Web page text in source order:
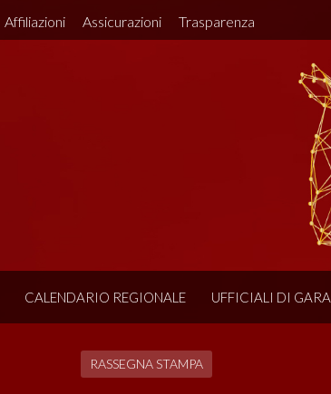
Affiliazioni Assicurazioni Trasparenza
CALENDARIO REGIONALE UFFICIALI DI GARA
RASSEGNA STAMPA